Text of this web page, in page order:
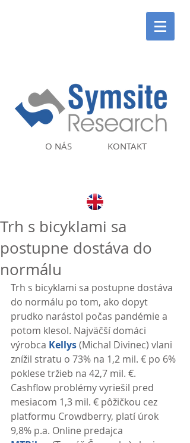
KONTAKT
O NÁS
Trh s bicyklami sa
postupne dostáva do
normálu
Trh s bicyklami sa postupne dostáva
do normálu po tom, ako dopyt
prudko narástol počas pandémie a
potom klesol. Najväčší domáci
výrobca Kellys (Michal Divinec) vlani
znížil stratu o 73% na 1,2 mil. € po 6%
poklese tržieb na 42,7 mil. €.
Cashflow problémy vyriešil pred
mesiacom 1,3 mil. € pôžičkou cez
platformu Crowdberry, platí úrok
9,8% p.a. Online predajca